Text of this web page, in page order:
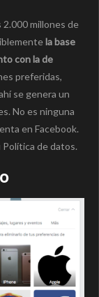
2.000 millones de
la base
con la de
preferidas,
se genera un
No es ninguna
en Facebook.
de datos.